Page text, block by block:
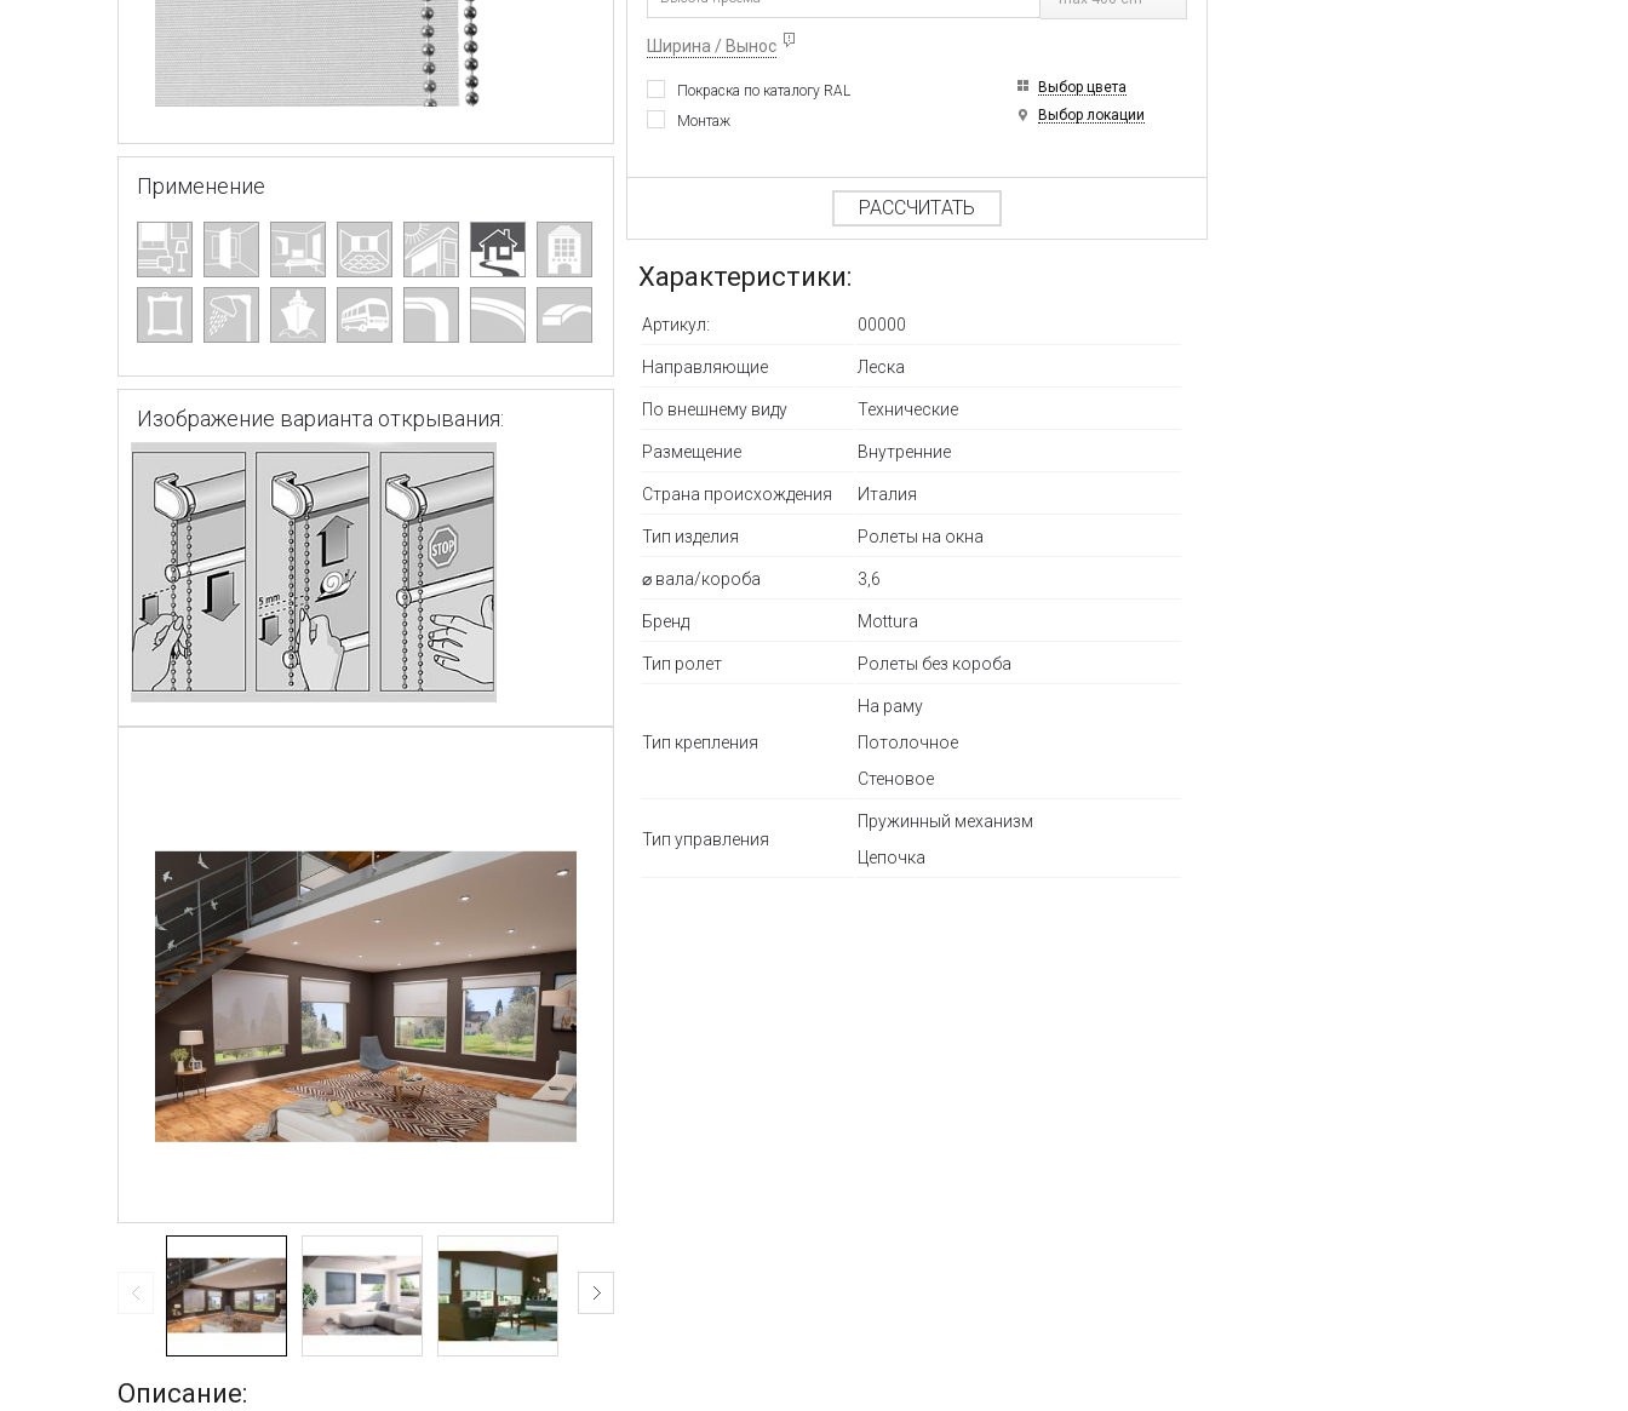
Применение
Изображение варианта открывания:
Ширина / Вынос
Покраска по каталогу RAL
Монтаж
Выбор цвета
Выбор локации
РАССЧИТАТЬ
Характеристики:
Артикул: 00000
Направляющие Леска
По внешнему виду Технические
Размещение Внутренние
Страна происхождения Италия
Тип изделия Ролеты на окна
⌀ вала/короба 3,6
Бренд Mottura
Тип ролет Ролеты без короба
Тип крепления
На раму
Потолочное
Стеновое
Тип управления
Пружинный механизм
Цепочка
Описание: